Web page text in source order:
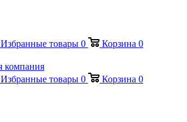
Избранные товары 0 Корзина 0
Избранные товары 0 Корзина 0